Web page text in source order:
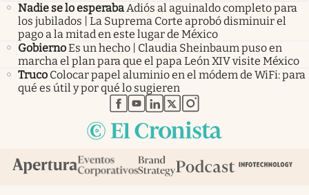
Nadie se lo esperaba Adiós al aguinaldo completo para
los jubilados | La Suprema Corte aprobó disminuir el
pago a la mitad en este lugar de México
GobiernoEs un hecho | Claudia Sheinbaum puso en
marcha el plan para que el papa León XIV visite México
Truco Colocar papel aluminio en el módem de WiFi: para
qué es útil y por qué lo sugieren
abre en nueva pestaña
abre en nueva pestaña
abre en nueva pestaña
abre en nueva pestaña
abre en nueva pestaña